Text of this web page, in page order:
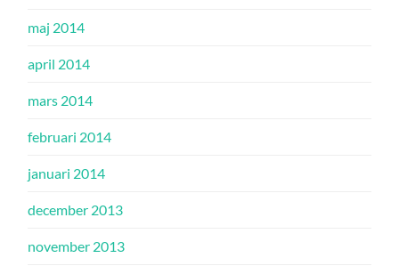
maj 2014
april 2014
mars 2014
februari 2014
januari 2014
december 2013
november 2013